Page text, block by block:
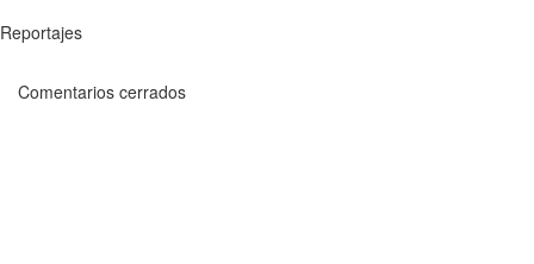
Reportajes
Comentarios cerrados